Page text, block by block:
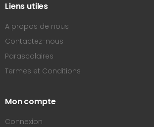
Liens utiles
A propos de nous
Contactez-nous
Parascolaires
Termes et Conditions
Mon compte
Connexion